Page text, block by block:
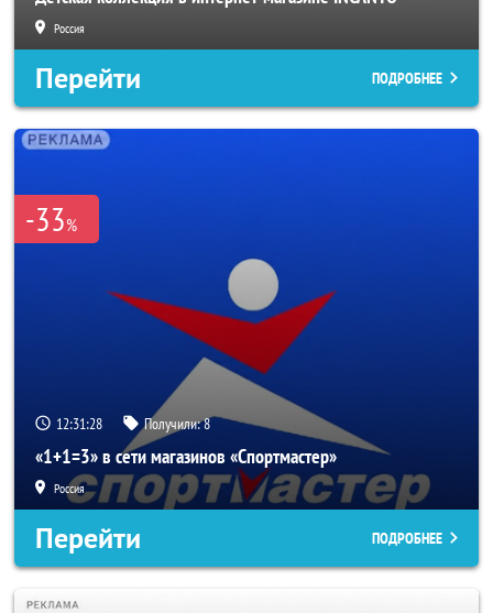
Россия
Перейти ПОДРОБНЕЕ
-33%
12:31:26 Получили:8
«1+1=3» в сети магазинов «Спортмастер»
Россия
Перейти ПОДРОБНЕЕ